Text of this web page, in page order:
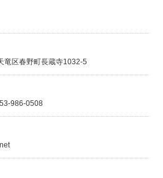
竜区春野町長蔵寺1032-5
986-0508